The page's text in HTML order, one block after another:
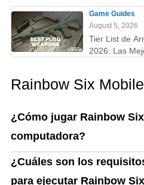
Completa
Rápido)
Game Guides
August 5, 2026
Tier List de
2026: Las
Rainbow Six
¿Cómo jugar Rainbow
computadora?
¿Cuáles son los
para ejecutar Rainbow